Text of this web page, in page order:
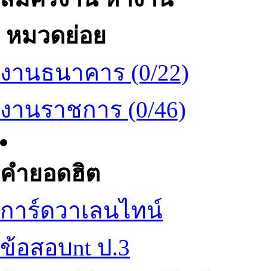
หมวดย่อย
งานธนาคาร (0/22)
งานราชการ (0/46)
คำยอดฮิต
การ์ดวาเลนไทน์
ข้อสอบnt ป.3